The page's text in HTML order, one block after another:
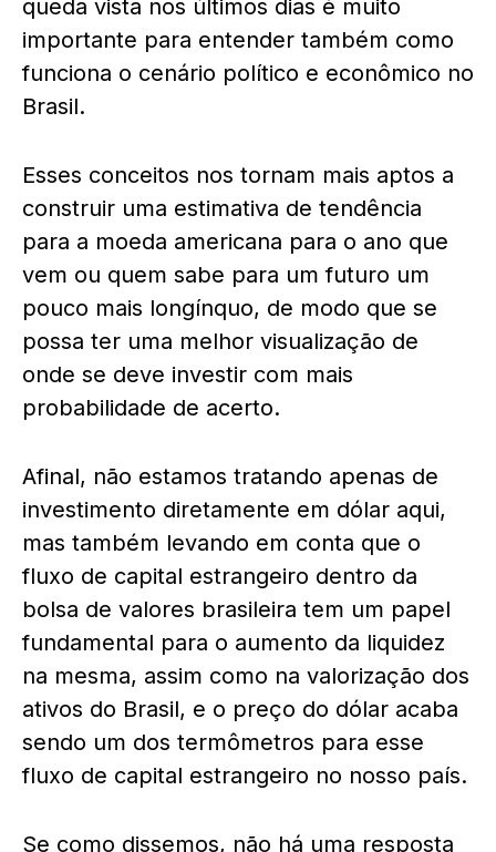
queda vista nos últimos dias é muito
importante para entender também como
funciona o cenário político e econômico no
Brasil.
Esses conceitos nos tornam mais aptos a
construir uma estimativa de tendência
para a moeda americana para o ano que
vem ou quem sabe para um futuro um
pouco mais longínquo, de modo que se
possa ter uma melhor visualização de
onde se deve investir com mais
probabilidade de acerto.
Afinal, não estamos tratando apenas de
investimento diretamente em dólar aqui,
mas também levando em conta que o
fluxo de capital estrangeiro dentro da
bolsa de valores brasileira tem um papel
fundamental para o aumento da liquidez
na mesma, assim como na valorização dos
ativos do Brasil, e o preço do dólar acaba
sendo um dos termômetros para esse
fluxo de capital estrangeiro no nosso país.
Se como dissemos, não há uma resposta